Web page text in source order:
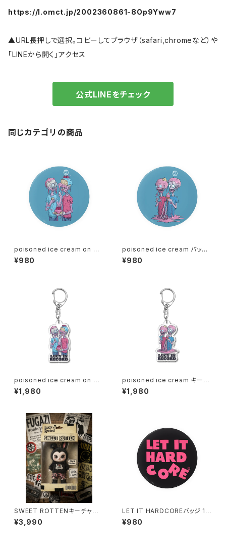
https://l.omct.jp/2002360861-8Op9Yww7
▲URL長押しで選択。コピーしてブラウザ（safari,chromeなど）や
「LINEから開く」アクセス
公式LINEをチェック
同じカテゴリの商品
poisoned ice cream on my
birthday バッジ 1020-24112
6097
¥980
poisoned ice cream バッジ
1020-241126096
¥980
poisoned ice cream on my
birthday キーホルダー 1020-
241126095
¥1,980
poisoned ice cream キーホ
ルダー 1020-241126094
¥1,980
SWEET ROTTENキーチャー
ム_Black Rotten lmtd-014
¥3,990
LET IT HARDCOREバッジ 10
20-241126113
¥980